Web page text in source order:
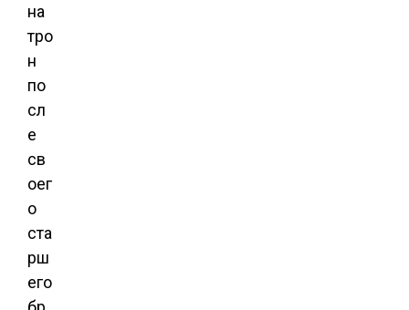
на
тро
н
по
сл
е
св
оег
о
ста
рш
его